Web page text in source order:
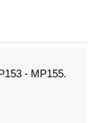
- MP155.